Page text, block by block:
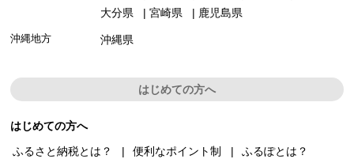
大分県
宮崎県 鹿児島県
沖縄地方 沖縄県
はじめての方へ
はじめての方へ
ふるさと納税とは？
便利なポイント制 ふるぽとは？